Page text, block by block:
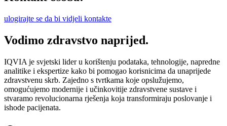
ulogirajte se da bi vidjeli kontakte
Vodimo zdravstvo naprijed.
IQVIA je svjetski lider u korištenju podataka, tehnologije, napredne
analitike i ekspertize kako bi pomogao korisnicima da unaprijede
zdravstvenu skrb. Zajedno s tvrtkama koje opslužujemo,
omogućujemo modernije i učinkovitije zdravstvene sustave i
stvaramo revolucionarna rješenja koja transformiraju poslovanje i
ishode pacijenata.